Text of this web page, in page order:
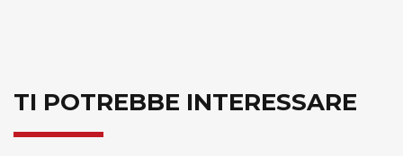
TI POTREBBE INTERESSARE